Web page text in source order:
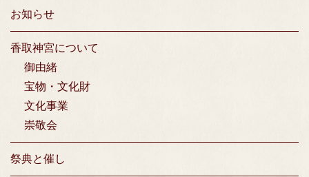
お知らせ
香取神宮について
御由緒
宝物・文化財
文化事業
崇敬会
祭典と催し